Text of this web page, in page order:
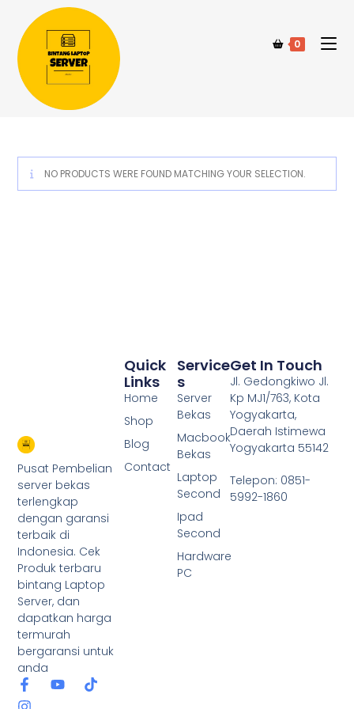
0
NO PRODUCTS WERE FOUND MATCHING YOUR SELECTION.
Pusat Pembelian
server bekas
terlengkap
dengan garansi
terbaik di
Indonesia. Cek
Produk terbaru
bintang Laptop
Server, dan
dapatkan harga
termurah
bergaransi untuk
anda
Service
S
Server
Bekas
Macbook
Bekas
Laptop
Second
Ipad
Second
Hardware
PC
Quick
Links
Home
Shop
Blog
Contact
Get In Touch
Jl. Gedongkiwo Jl.
Kp MJ1/763, Kota
Yogyakarta,
Daerah Istimewa
Yogyakarta 55142
Telepon: 0851-
5992-1860